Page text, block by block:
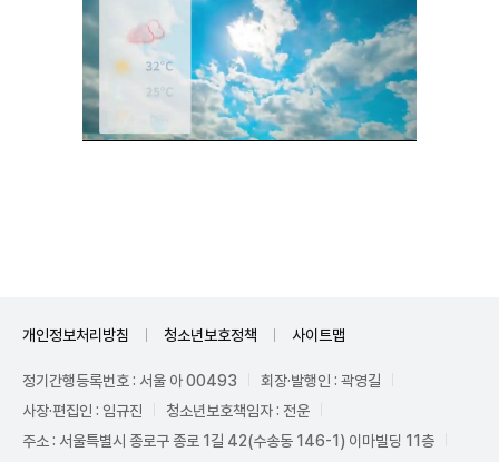
개인정보처리방침 청소년보호정책 사이트맵
정기간행등록번호 : 서울 아 00493
회장·발행인 : 곽영길
사장·편집인 : 임규진
청소년보호책임자 : 전운
주소 : 서울특별시 종로구 종로 1길 42(수송동 146-1) 이마빌딩 11층